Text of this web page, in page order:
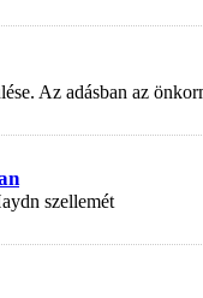
Az adásban az
szellemét